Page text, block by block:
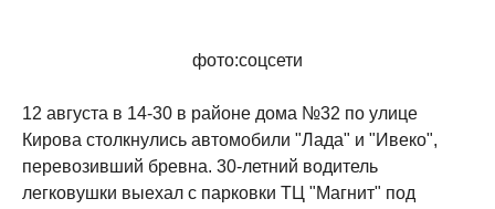
фото:соцсети
12 августа в 14-30 в районе дома №32 по улице
Кирова столкнулись автомобили "Лада" и "Ивеко",
перевозивший бревна. 30-летний водитель
легковушки выехал с парковки ТЦ "Магнит" под